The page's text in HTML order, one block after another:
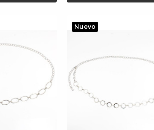
Nuevo